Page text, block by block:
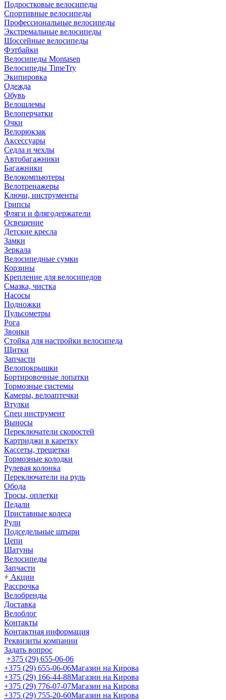
Подростковые велосипеды
Спортивные велосипеды
Профессиональные велосипеды
Экстремальные велосипеды
Шоссейные велосипеды
Фэтбайки
Велосипеды Montasen
Велосипеды TimeTry
Экипировка
Одежда
Обувь
Велошлемы
Велоперчатки
Очки
Велорюкзак
Аксессуары
Седла и чехлы
Автобагажники
Багажники
Велокомпьютеры
Велотренажеры
Ключи, инструменты
Грипсы
Фляги и флягодержатели
Освещение
Детские кресла
Замки
Зеркала
Велосипедные сумки
Корзины
Крепление для велосипедов
Смазка, чистка
Насосы
Подножки
Пульсометры
Рога
Звонки
Стойка для настройки велосипеда
Щитки
Запчасти
Велопокрышки
Бортировочные лопатки
Тормозные системы
Камеры, велоаптечки
Втулки
Спец инструмент
Выносы
Переключатели скоростей
Картриджи в каретку
Кассеты, трещетки
Тормозные колодки
Рулевая колонка
Переключатели на руль
Обода
Тросы, оплетки
Педали
Приставные колеса
Рули
Подседельные штыри
Цепи
Шатуны
Велосипеды
Запчасти
Акции
Рассрочка
Велобренды
Доставка
Велоблог
Контакты
Контактная информация
Реквизиты компании
Задать вопрос
+375 (29) 655-06-06
+375 (29) 655-06-06Магазин на Кирова
+375 (29) 166-44-88Магазин на Кирова
+375 (29) 776-07-07Магазин на Кирова
+375 (29) 755-20-60Магазин на Кирова